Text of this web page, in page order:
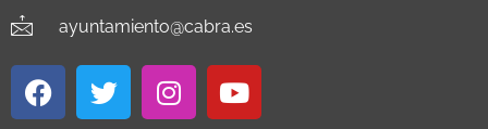
ayuntamiento@cabra.es